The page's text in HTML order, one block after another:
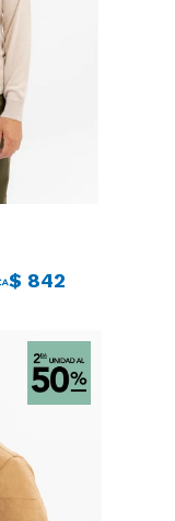
$ 842